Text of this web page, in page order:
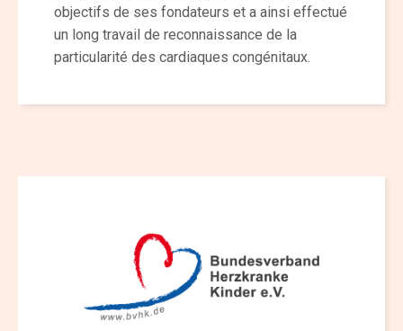
objectifs de ses fondateurs et a ainsi effectué
un long travail de reconnaissance de la
particularité des cardiaques congénitaux.